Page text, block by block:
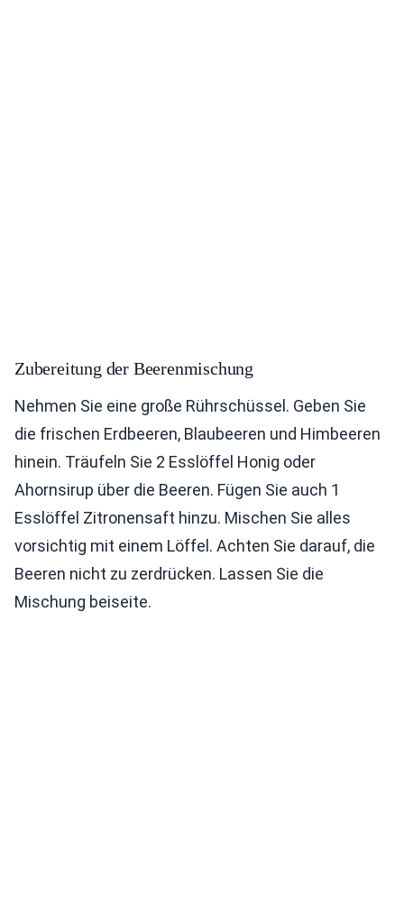
Zubereitung der Beerenmischung
Nehmen Sie eine große Rührschüssel. Geben Sie
die frischen Erdbeeren, Blaubeeren und Himbeeren
hinein. Träufeln Sie 2 Esslöffel Honig oder
Ahornsirup über die Beeren. Fügen Sie auch 1
Esslöffel Zitronensaft hinzu. Mischen Sie alles
vorsichtig mit einem Löffel. Achten Sie darauf, die
Beeren nicht zu zerdrücken. Lassen Sie die
Mischung beiseite.